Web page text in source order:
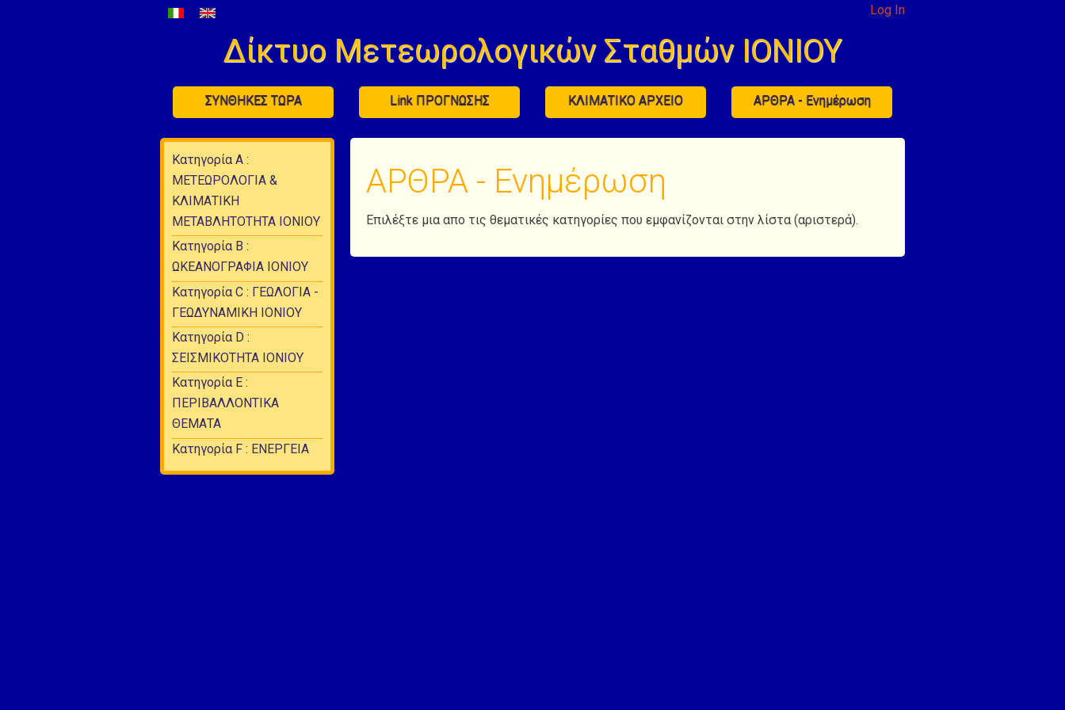
Log In
Δίκτυο Μετεωρολογικών Σταθμών ΙΟΝΙΟΥ
ΣΥΝΘΗΚΕΣ ΤΩΡΑ Link ΠΡΟΓΝΩΣΗΣ ΚΛΙΜΑΤΙΚΟ ΑΡΧΕΙΟ ΑΡΘΡΑ - Ενημέρωση
Κατηγορία Α :
ΜΕΤΕΩΡΟΛΟΓΙΑ &
ΚΛΙΜΑΤΙΚΗ
ΜΕΤΑΒΛΗΤΟΤΗΤΑ ΙΟΝΙΟΥ
Κατηγορία Β :
ΩΚΕΑΝΟΓΡΑΦΙΑ ΙΟΝΙΟΥ
Κατηγορία C : ΓΕΩΛΟΓΙΑ -
ΓΕΩΔΥΝΑΜΙΚΗ ΙΟΝΙΟΥ
Κατηγορία D :
ΣΕΙΣΜΙΚΟΤΗΤΑ ΙΟΝΙΟΥ
Κατηγορία Ε :
ΠΕΡΙΒΑΛΛΟΝΤΙΚΑ
ΘΕΜΑΤΑ
Κατηγορία F : ΕΝΕΡΓΕΙΑ
ΑΡΘΡΑ - Ενημέρωση
Επιλέξτε μια απο τις θεματικές κατηγορίες που εμφανίζονται στην λίστα (αριστερά).